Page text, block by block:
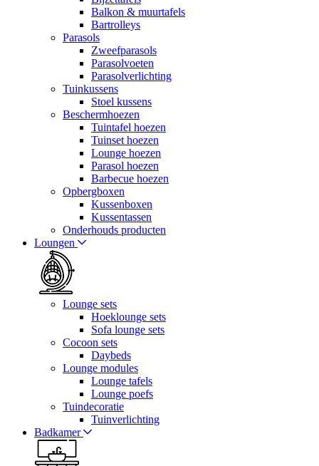
Balkon & muurtafels
Bartrolleys
Parasols
Zweefparasols
Parasolvoeten
Parasolverlichting
Tuinkussens
Stoel kussens
Beschermhoezen
Tuintafel hoezen
Tuinset hoezen
Lounge hoezen
Parasol hoezen
Barbecue hoezen
Opbergboxen
Kussenboxen
Kussentassen
Onderhouds producten
Loungen
Lounge sets
Hoeklounge sets
Sofa lounge sets
Cocoon sets
Daybeds
Lounge modules
Lounge tafels
Lounge poefs
Tuindecoratie
Tuinverlichting
Badkamer